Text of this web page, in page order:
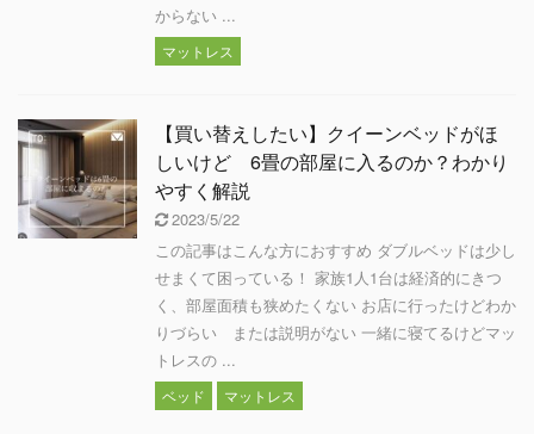
からない ...
マットレス
【買い替えしたい】クイーンベッドがほ
しいけど 6畳の部屋に入るのか？わかり
やすく解説
2023/5/22
この記事はこんな方におすすめ ダブルベッドは少し
せまくて困っている！ 家族1人1台は経済的にきつ
く、部屋面積も狭めたくない お店に行ったけどわか
りづらい または説明がない 一緒に寝てるけどマッ
トレスの ...
ベッド マットレス